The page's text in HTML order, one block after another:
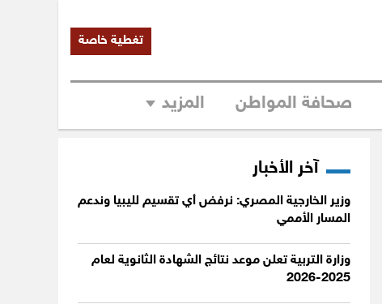
تغطية خاصة
صحافة المواطن المزيد
آخر الأخبار
وزير الخارجية المصري: نرفض أي تقسيم لليبيا وندعم
المسار الأممي
وزارة التربية تعلن موعد نتائج الشهادة الثانوية لعام
2025-2026